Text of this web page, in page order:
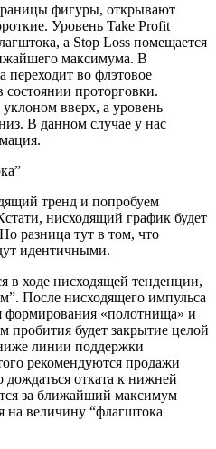
фигуры, открывают
Уровень Take Profit
а Stop Loss помещается
максимума. В
во флэтовое
проторговки.
вверх, а уровень
В данном случае у нас
тренд и попробуем
нисходящий график будет
разница тут в том, что
идентичными.
в ходе нисходящей тенденции,
После нисходящего импульса
формирования «полотнища» и
пробития будет закрытие целой
линии поддержки
рекомендуются продажи
отката к нижней
за ближайший максимум
на величину “флагштока